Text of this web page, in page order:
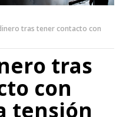
tras tener contacto con
tras
con
tensión